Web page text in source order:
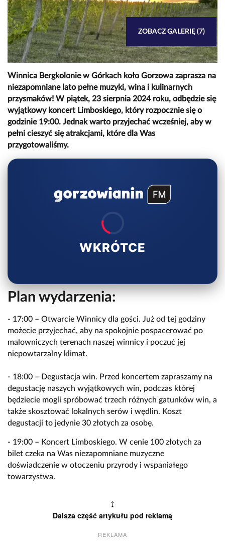
ZOBACZ GALERIĘ (7)
Winnica Bergkolonie w Górkach koło Gorzowa zaprasza na
niezapomniane lato pełne muzyki, wina i kulinarnych
przysmaków! W piątek, 23 sierpnia 2024 roku, odbędzie się
wyjątkowy koncert Limboskiego, który rozpocznie się o
godzinie 19:00. Jednak warto przyjechać wcześniej, aby w
pełni cieszyć się atrakcjami, które dla Was
przygotowaliśmy.
WKRÓTCE
Plan wydarzenia:
- 17:00 – Otwarcie Winnicy dla gości. Już od tej godziny
możecie przyjechać, aby na spokojnie pospacerować po
malowniczych terenach naszej winnicy i poczuć jej
niepowtarzalny klimat.
- 18:00 – Degustacja win. Przed koncertem zapraszamy na
degustację naszych wyjątkowych win, podczas której
będziecie mogli spróbować trzech różnych gatunków win, a
także skosztować lokalnych serów i wędlin. Koszt
degustacji to jedynie 30 złotych za osobę.
- 19:00 – Koncert Limboskiego. W cenie 100 złotych za
bilet czeka na Was niezapomniane muzyczne
doświadczenie w otoczeniu przyrody i wspaniałego
towarzystwa.
↕
Dalsza część artykułu pod reklamą
REKLAMA